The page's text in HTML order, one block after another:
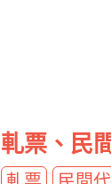
軋票、民